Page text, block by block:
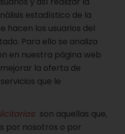
estadístico de la
hacen los usuarios del
Para ello se analiza
en nuestra página web
la oferta de
que le
: son aquellas que,
por nosotros o por